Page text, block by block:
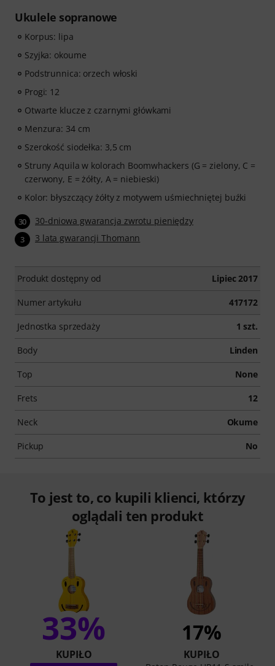
zamówienia kod aktywacyjny zostanie automatycznie
przesłany e mailem. Subskrypcja music2me wygasa
automatycznie po zakończeniu okresu.
Music2Me to Twoja internetowa platforma do nauki
przygotowanej przez wykwalifikowanych nauczycieli
muzyki. Laureat niemieckiej nagrody edukacyjnej
2025/2026 w kategorii „E-learning – nauka gry na
instrumencie”! Ponad 400 lekcji wideo dla gitarzystów
początkujących i zaawansowanych – od popu, rocka i
bluesa po metal i więcej. Z osobistym wsparciem przez
czat, materiałami nutowymi do druku oraz
inteligentnym odtwarzaczem wideo z funkcją ćwiczeń,
trybem zwolnionego tempa i innymi funkcjami.
Ukulele sopranowe
Korpus: lipa
Szyjka: okoume
Podstrunnica: orzech włoski
Progi: 12
Otwarte klucze z czarnymi główkami
Menzura: 34 cm
Szerokość siodełka: 3,5 cm
Struny Aquila w kolorach Boomwhackers (G = zielony, C =
czerwony, E = żółty, A = niebieski)
Kolor: błyszczący żółty z motywem uśmiechniętej buźki
30 30-dniowa gwarancja zwrotu pieniędzy
3 3 lata gwarancji Thomann
Produkt dostępny od Lipiec 2017
Numer artykułu 417172
Jednostka sprzedaży 1 szt.
Body Linden
Top None
Frets 12
Neck Okume
Pickup No
To jest to, co kupili klienci, którzy
oglądali ten produkt
33%
KUPIŁO
17%
KUPIŁO